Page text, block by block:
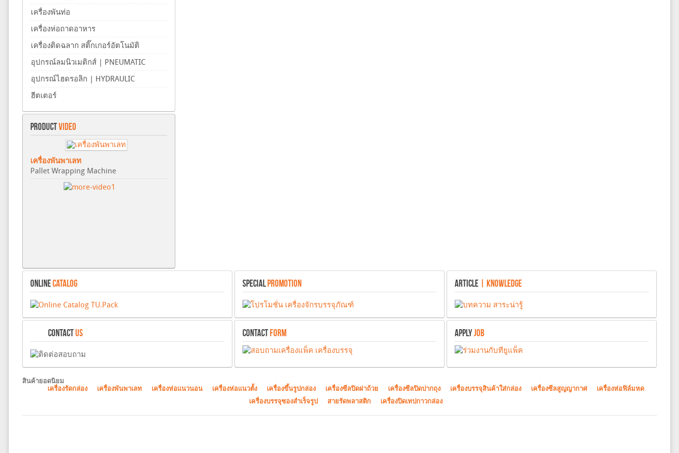
เครื่องพันท่อ
เครื่องห่อถาดอาหาร
เครื่องติดฉลาก สติ๊กเกอร์อัตโนมัติ
อุปกรณ์ลมนิวเมติกส์ | PNEUMATIC
อุปกรณ์ไฮดรอลิก | HYDRAULIC
ฮีตเตอร์
PRODUCTVIDEO
เครื่องพันพาเลท
Pallet Wrapping Machine
ONLINECATALOG SPECIALPROMOTION ARTICLE | KNOWLEDGE
CONTACTUS CONTACT FORM APPLYJOB
สินค้ายอดนิยม
เครื่องรัดกล่อง
เครื่องพันพาเลท เครื่องห่อแนวนอน เครื่องห่อแนวตั้ง เครื่องขึ้นรูปกล่อง เครื่องซีลปิดฝาถ้วย เครื่องซีลปิดปากถุง เครื่องบรรจุสินค้าใส่กล่อง เครื่องซีลสูญญากาศ
เครื่องห่อฟิล์มหด
เครื่องบรรจุซองสำเร็จรูป
สายรัดพลาสติก เครื่องปิดเทปกาวกล่อง